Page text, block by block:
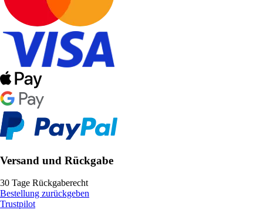
Versand und Rückgabe
30 Tage Rückgaberecht
Bestellung zurückgeben
Trustpilot